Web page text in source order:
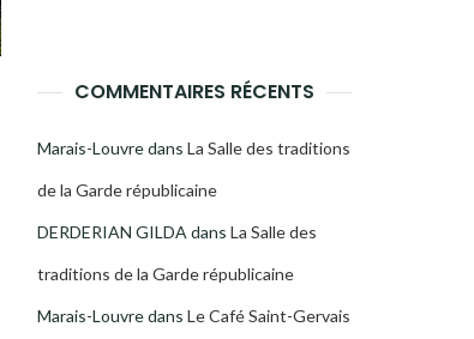
COMMENTAIRES RÉCENTS
Marais-Louvredans La Salle des traditions
de la Garde républicaine
DERDERIAN GILDA dans La Salle des
traditions de la Garde républicaine
Marais-Louvredans Le Café Saint-Gervais